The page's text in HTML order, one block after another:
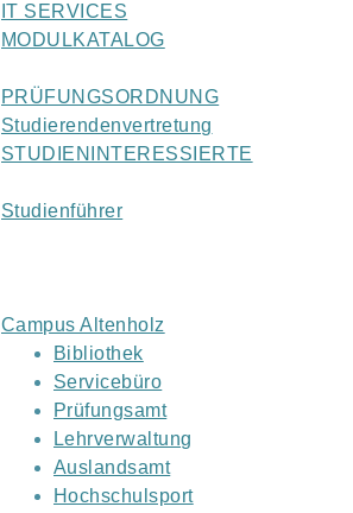
IT SERVICES
MODULKATALOG
PRÜFUNGSORDNUNG
Studierendenvertretung
STUDIENINTERESSIERTE
Studienführer
Campus Altenholz
Bibliothek
Servicebüro
Prüfungsamt
Lehrverwaltung
Auslandsamt
Hochschulsport